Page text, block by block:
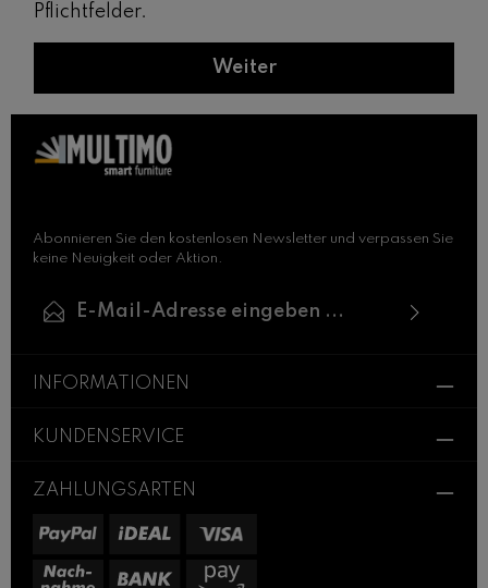
Pflichtfelder.
Weiter
Abonnieren Sie den kostenlosen Newsletter und verpassen Sie
keine Neuigkeit oder Aktion.
Kenntnis genommen und die
Die mit einem Stern (*) markierten Felder sind
INFORMATIONEN
KUNDENSERVICE
ZAHLUNGSARTEN